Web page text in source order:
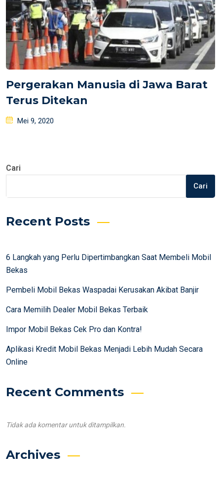
Pergerakan Manusia di Jawa Barat
Terus Ditekan
Posted
Mei 9, 2020
Cari
Cari
Recent Posts
6 Langkah yang Perlu Dipertimbangkan Saat Membeli Mobil
Bekas
Pembeli Mobil Bekas Waspadai Kerusakan Akibat Banjir
Cara Memilih Dealer Mobil Bekas Terbaik
Impor Mobil Bekas Cek Pro dan Kontra!
Aplikasi Kredit Mobil Bekas Menjadi Lebih Mudah Secara
Online
Recent Comments
Tidak ada komentar untuk ditampilkan.
Archives